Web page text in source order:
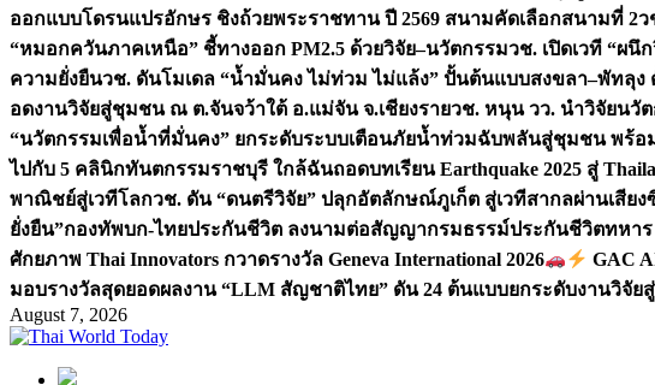
ออกแบบโดรนแปรอักษร ชิงถ้วยพระราชทาน ปี 2569 สนามคัดเลือกสนามที่ 2ว
“หมอกควันภาคเหนือ” ชี้ทางออก PM2.5 ด้วยวิจัย–นวัตกรรมวช. เปิดเวที “ผนึ
ความยั่งยืนวช. ดันโมเดล “น้ำมั่นคง ไม่ท่วม ไม่แล้ง” ปั้นต้นแบบสงขลา–พัทลุง
อดงานวิจัยสู่ชุมชน ณ ต.จันจว้าใต้ อ.แม่จัน จ.เชียงรายวช. หนุน วว. นำวิจัยนวั
“นวัตกรรมเพื่อน้ำที่มั่นคง” ยกระดับระบบเตือนภัยน้ำท่วมฉับพลันสู่ชุมชน พร้อ
ไปกับ 5 คลินิกทันตกรรมราชบุรี ใกล้ฉันถอดบทเรียน Earthquake 2025 สู่
พาณิชย์สู่เวทีโลกวช. ดัน “ดนตรีวิจัย” ปลุกอัตลักษณ์ภูเก็ต สู่เวทีสากลผ่านเสีย
ยั่งยืน”กองทัพบก-ไทยประกันชีวิต ลงนามต่อสัญญากรมธรรม์ประกันชีวิตทหาร
ศักยภาพ Thai Innovators กวาดรางวัล Geneva International 2026
GAC
มอบรางวัลสุดยอดผลงาน “LLM สัญชาติไทย” ดัน 24 ต้นแบบยกระดับงานวิจัย
August 7, 2026